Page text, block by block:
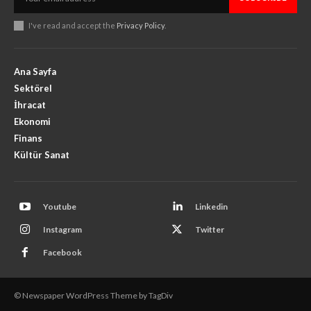
I've read and accept the Privacy Policy.
Ana Sayfa
Sektörel
İhracat
Ekonomi
Finans
Kültür Sanat
Youtube Linkedin
Instagram Twitter
Facebook
© Newspaper WordPress Theme by TagDiv